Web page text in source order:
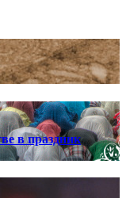
в праздник